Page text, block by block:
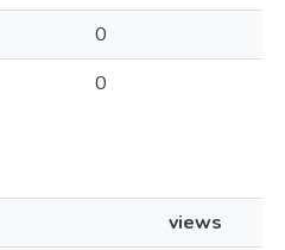
0
0
views